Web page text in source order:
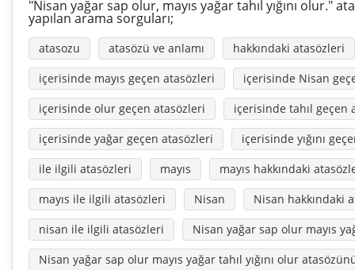
"Nisan yağar sap olur, mayıs yağar tahıl yığını olur."
yapılan arama sorguları;
atasozu atasözü ve anlamı
hakkındaki atasözleri
içerisinde mayıs geçen atasözleri
içerisinde Nisan
içerisinde olur geçen atasözleri
içerisinde tahıl geçen
içerisinde yağar geçen atasözleri
içerisinde yığını
ile ilgili atasözleri
mayıs
mayıs hakkındaki
mayıs ile ilgili atasözleri
Nisan
Nisan hakkındaki
nisan ile ilgili atasözleri
Nisan yağar sap olur mayıs
Nisan yağar sap olur mayıs yağar tahıl yığını olur